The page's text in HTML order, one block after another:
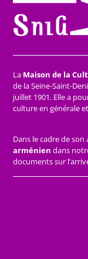
La Maison de la
de la Seine-Saint-
juillet 1901. Elle a
culture en générale
Dans le cadre de
arménien dans
documents sur